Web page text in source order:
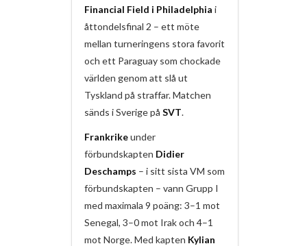
Financial Field i Philadelphia i
åttondelsfinal 2 – ett möte
mellan turneringens stora favorit
och ett Paraguay som chockade
världen genom att slå ut
Tyskland på straffar. Matchen
sänds i Sverige på SVT.
Frankrikeunder
förbundskapten Didier
Deschamps – i sitt sista VM som
förbundskapten – vann Grupp I
med maximala 9 poäng: 3–1 mot
Senegal, 3–0 mot Irak och 4–1
mot Norge. Med kapten Kylian